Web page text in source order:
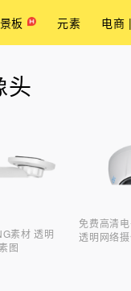
板 元素 电商
头
素材 透明
图
免费高清
透明网络